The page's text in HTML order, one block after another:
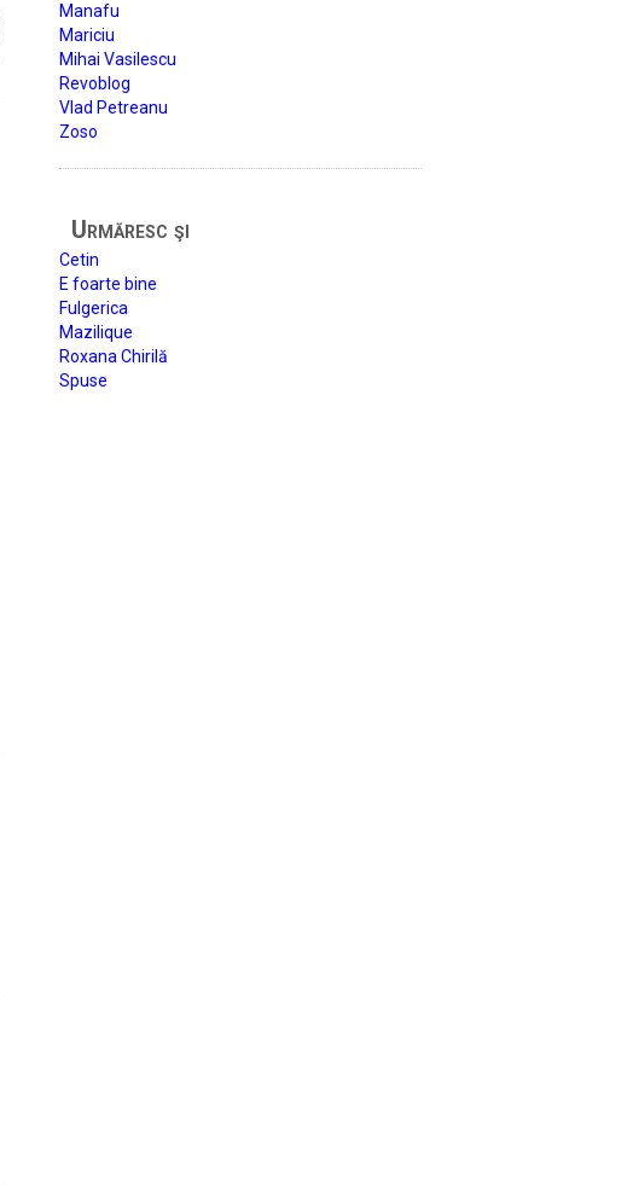
Manafu
Mariciu
Mihai Vasilescu
Revoblog
Vlad Petreanu
Zoso
Urmăresc şi
Cetin
E foarte bine
Fulgerica
Mazilique
Roxana Chirilă
Spuse